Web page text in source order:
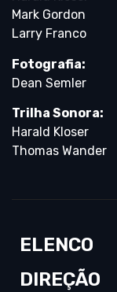
Mark Gordon
Larry Franco
Fotografia:
Dean Semler
Trilha Sonora:
Harald Kloser
Thomas Wander
ELENCO
DIREÇÃO